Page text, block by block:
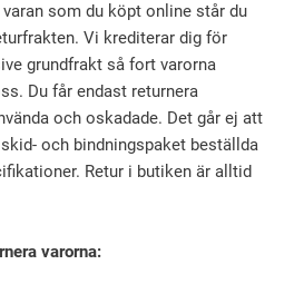
varan som du köpt online står du
Vi krediterar dig för
grundfrakt så fort varorna
Du får endast returnera
och oskadade. Det går ej att
och bindningspaket beställda
Retur i butiken är alltid
varorna: